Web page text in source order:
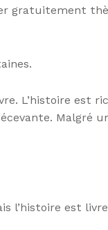
gratuitement
L’histoire est
Malgré
est